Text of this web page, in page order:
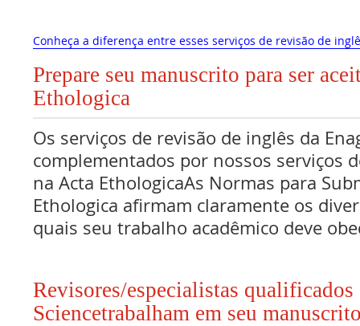
Conheça a diferença entre esses serviços de revisão de
Prepare seu manuscrito para ser
Ethologica
Os serviços de revisão de inglês da
complementados por nossos serviços
na Acta EthologicaAs Normas para
Ethologica afirmam claramente os
quais seu trabalho acadêmico deve
Revisores/especialistas
Sciencetrabalham em seu